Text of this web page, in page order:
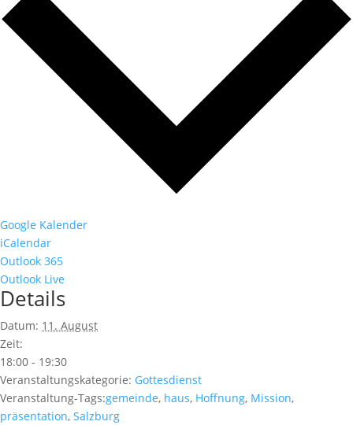
Google Kalender
iCalendar
Outlook 365
Outlook Live
Details
Datum: 11. August
Zeit:
18:00 - 19:30
Veranstaltungskategorie: Gottesdienst
Veranstaltung-Tags:gemeinde, haus, Hoffnung, Mission,
präsentation, Salzburg